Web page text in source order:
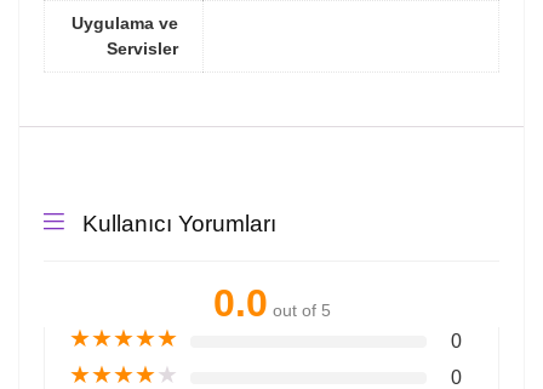
Uygulama ve
Servisler
Kullanıcı Yorumları
0.0 out of 5
★★★★★ 0
★★★★★ 0